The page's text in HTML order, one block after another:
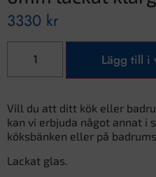
3330 kr
Lägg till i
Vill du att ditt kök eller
kan vi erbjuda något annat i
köksbänken eller på
Lackat glas.